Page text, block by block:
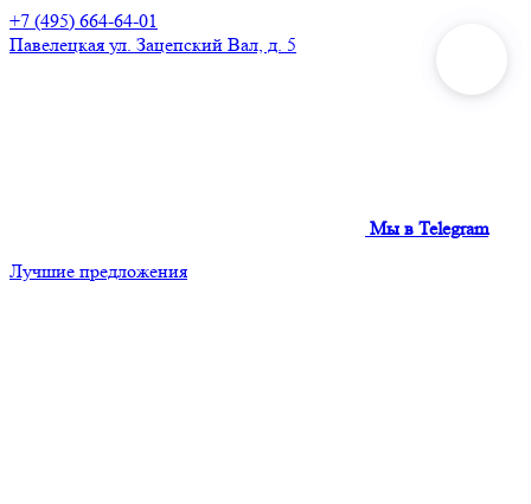
+7 (495) 664-64-01
Павелецкая ул. Зацепский Вал, д. 5
Мы в Telegram
Лучшие предложения